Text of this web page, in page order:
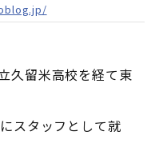
久留米高校を経て東
スタッフとして就